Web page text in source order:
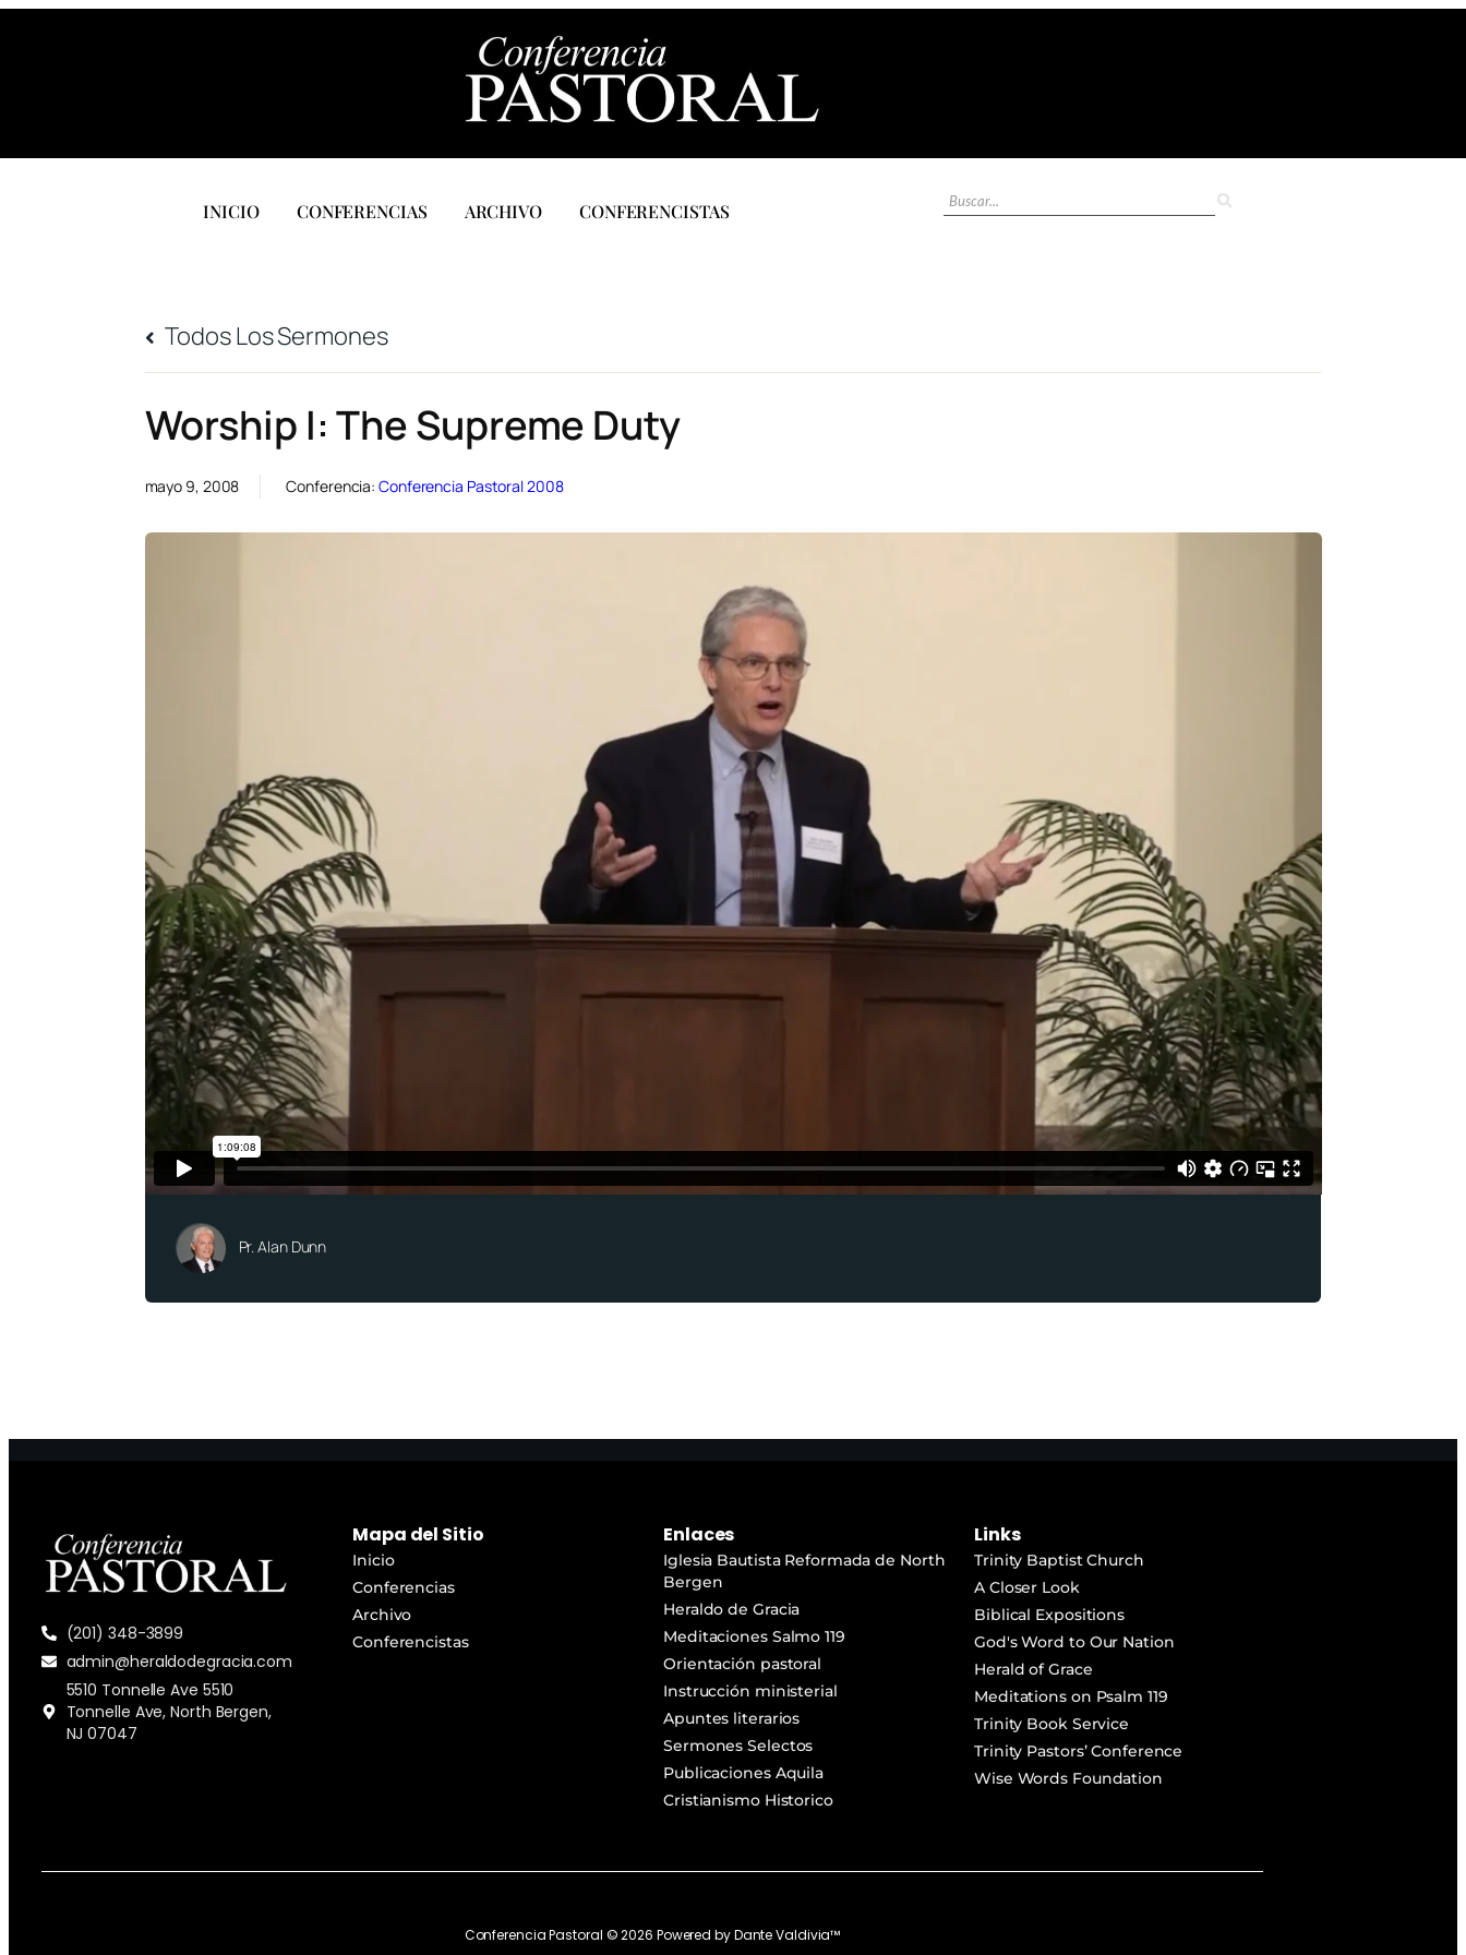
INICIO CONFERENCIAS ARCHIVO CONFERENCISTAS
Todos Los Sermones
Worship I: The Supreme Duty
mayo 9, 2008 Conferencia:Conferencia Pastoral 2008
Pr. Alan Dunn
(201) 348-3899
admin@heraldodegracia.com
5510 Tonnelle Ave 5510
Tonnelle Ave, North Bergen,
NJ 07047
Mapa del Sitio
Inicio
Conferencias
Archivo
Conferencistas
Enlaces
Iglesia Bautista Reformada de North
Bergen
Heraldo de Gracia
Meditaciones Salmo 119
Orientación pastoral
Instrucción ministerial
Apuntes literarios
Sermones Selectos
Publicaciones Aquila
Cristianismo Historico
Links
Trinity Baptist Church
A Closer Look
Biblical Expositions
God's Word to Our Nation
Herald of Grace
Meditations on Psalm 119
Trinity Book Service
Trinity Pastors’ Conference
Wise Words Foundation
Conferencia Pastoral ©2026 Powered byDante Valdivia™